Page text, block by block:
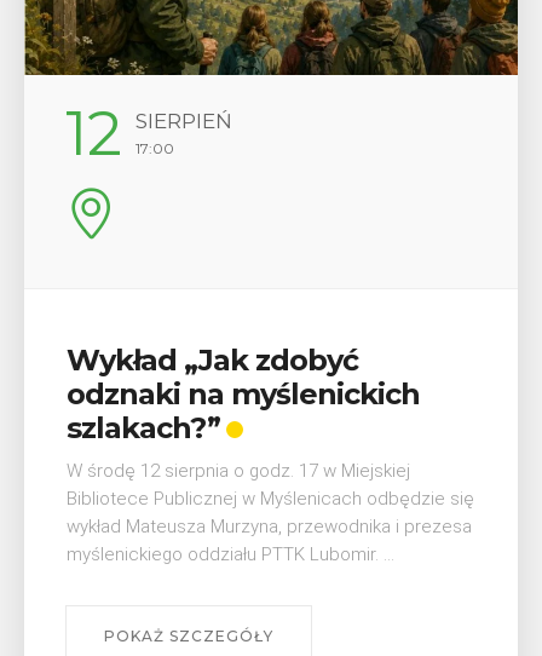
29 SIERPIEŃ
08:00 - 18:00
V Turniej Myślimira.
Mieszczanie i rzemieślnicy
W ostatni weekend wakacji, czyli 29-30 sierpnia w
Myślenicach odbędzie się piąta edycja Turnieju
Myślimira. Wydarzenie organizowane przez
Muzeum Niepodległości w Myślenicach odbędzie
się na ...
POKAŻ SZCZEGÓŁY